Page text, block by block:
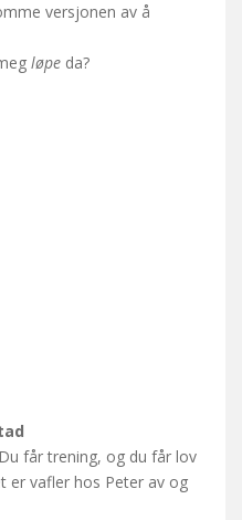
versjonen av å
løpe da?
får trening, og du får lov
er vafler hos Peter av og